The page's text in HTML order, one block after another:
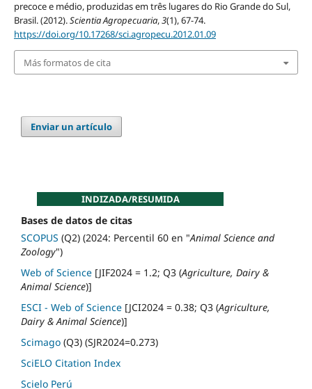
precoce e médio, produzidas em três lugares do Rio Grande do Sul,
Brasil. (2012).Scientia Agropecuaria,3(1), 67-74.
https://doi.org/10.17268/sci.agropecu.2012.01.09
Más formatos de cita
Enviar un artículo
INDIZADA/RESUMIDA
Bases de datos de citas
SCOPUS (Q2) (2024: Percentil 60 en "Animal Science and
Zoology")
Web of Science [JIF2024 = 1.2; Q3 (Agriculture, Dairy &
Animal Science)]
ESCI - Web of Science [JCI2024 = 0.38; Q3 (Agriculture,
Dairy & Animal Science)]
Scimago (Q3) (SJR2024=0.273)
SciELO Citation Index
Scielo Perú